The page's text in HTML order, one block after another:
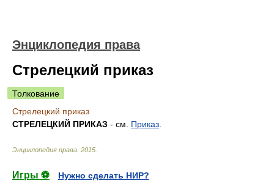
Энциклопедия права
Стрелецкий приказ
Толкование
Стрелецкий приказ
СТРЕЛЕЦКИЙ ПРИКАЗ - см. Приказ
Энциклопедия права 2015
Игры ⚽
Нужно сделать НИР?